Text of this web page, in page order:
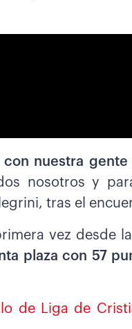
nuestra gente
nosotros y
tras el
vez desde
plaza con 57
de Liga de